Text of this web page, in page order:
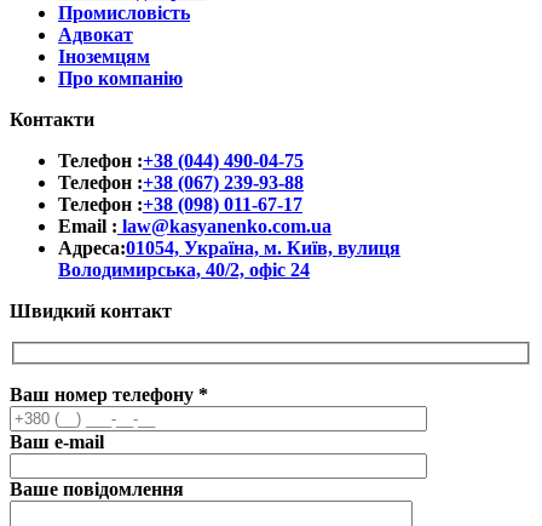
Промисловість
Адвокат
Іноземцям
Про компанію
Контакти
Телефон :+38 (044) 490-04-75
Телефон :+38 (067) 239-93-88
Телефон :+38 (098) 011-67-17
Email : law@kasyanenko.com.ua
Адреса:01054, Україна, м. Київ, вулиця
Володимирська, 40/2, офіс 24
Швидкий контакт
Ваш номер телефону *
Ваш e-mail
Ваше повідомлення